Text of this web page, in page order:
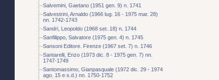
Salvemini, Gaetano (1951 gen. 9) n. 1741
Salvestrini, Arnaldo (1966 lug. 16 - 1975 mar. 28)
nn. 1742-1743
Sandri, Leopoldo (1968 set. 18) n. 1744
Sanfilippo, Salvatore (1975 gen. 4) n. 1745
Sansoni Editore. Firenze (1967 set. 7) n. 1746
Santarelli, Enzo (1973 dic. 8 - 1975 gen. 7) nn.
1747-1749
Santomassimo, Gianpasquale (1972 dic. 29 - 1974
ago. 15 e s.d.) nn. 1750-1752